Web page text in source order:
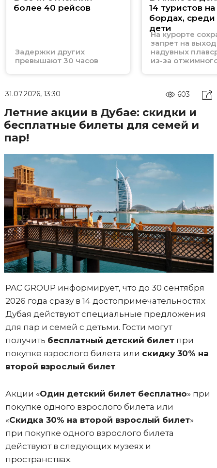
более 40 рейсов
Задержки других
превышают 30 часов
14 туристов
бордах, среди
дети
На курорте
запрет на
надувных
из-за
31.07.2026, 13:30 603
Летние акции в Дубае: скидки и
бесплатные билеты для семей и
пар!
PAC GROUP информирует, что до 30 сентября
2026 года сразу в 14 достопримечательностях
Дубая действуют специальные предложения
для пар и семей с детьми. Гости могут
получить бесплатный детский билетпри
покупке взрослого билета или скидку 30% на
второй взрослый билет.
Акции «Один детский билет бесплатно» при
покупке одного взрослого билета или
«Скидка 30% на второй взрослый билет»
при покупке одного взрослого билета
действуют в следующих музеях и
пространствах.